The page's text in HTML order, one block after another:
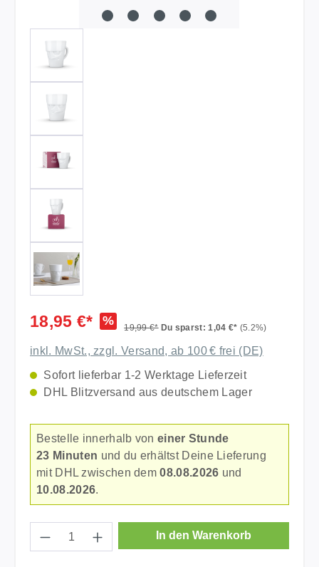
18,95 €* % 19,99 €* Du sparst: 1,04 €* (5.2%)
inkl. MwSt., zzgl. Versand, ab 100 € frei (DE)
Sofort lieferbar 1-2 Werktage Lieferzeit
DHL Blitzversand aus deutschem Lager
Bestelle innerhalb von einer Stunde
23 Minuten und du erhältst Deine Lieferung
mit DHL zwischen dem08.08.2026 und
10.08.2026.
Produkt Anzahl: Gib den gewünschten
In den Warenkorb